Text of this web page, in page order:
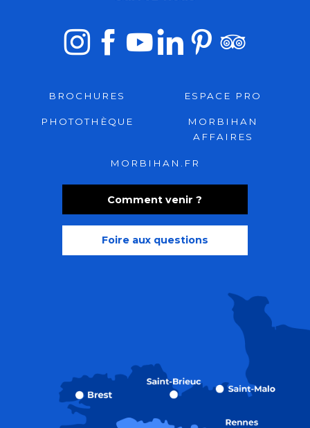
Comment venir ?
Foire aux questions
BROCHURES ESPACE PRO
PHOTOTHÈQUE
MORBIHAN
AFFAIRES
MORBIHAN.FR